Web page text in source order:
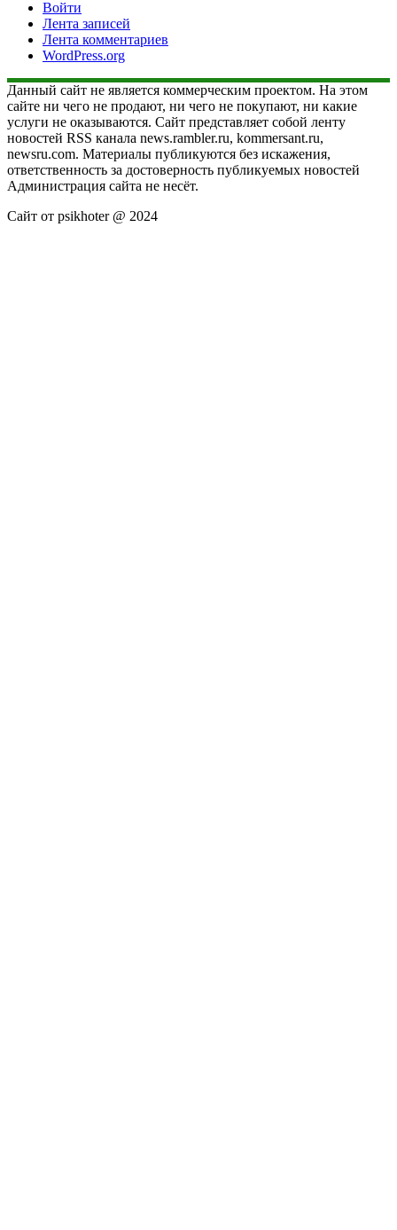
Войти
Лента записей
Лента комментариев
WordPress.org
Данный сайт не является коммерческим проектом. На этом
сайте ни чего не продают, ни чего не покупают, ни какие
услуги не оказываются. Сайт представляет собой ленту
новостей RSS канала news.rambler.ru, kommersant.ru,
newsru.com. Материалы публикуются без искажения,
ответственность за достоверность публикуемых новостей
Администрация сайта не несёт.
Сайт от psikhoter @ 2024